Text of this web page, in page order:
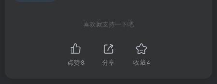
喜欢就支持一下吧
点赞8 分享 收藏4